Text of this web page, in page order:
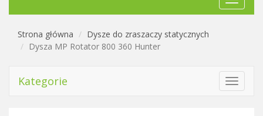
główne
Strona główna
Dysze do zraszaczy statycznych
Dysza MP Rotator 800 360 Hunter
Kategorie
Toggle